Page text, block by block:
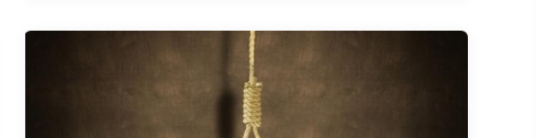
b A
p
p
a
m